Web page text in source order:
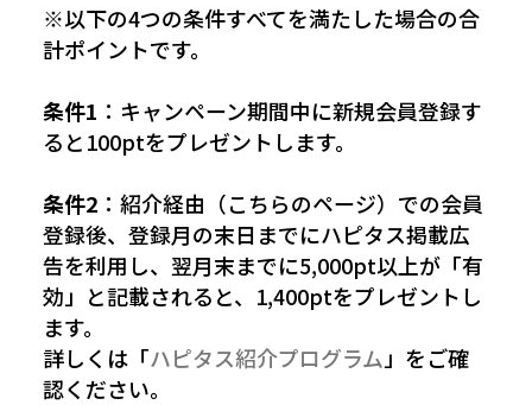
※以下の4つの条件すべてを満たした場合の合
計ポイントです。
条件1 ：キャンペーン期間中に新規会員登録す
ると100ptをプレゼントします。
条件2 ：紹介経由（こちらのページ）での会員
登録後、登録月の末日までにハピタス掲載広
告を利用し、翌月末までに5,000pt以上が「有
効」と記載されると、1,400ptをプレゼントし
ます。
詳しくは「ハピタス紹介プログラム 」をご確
認ください。